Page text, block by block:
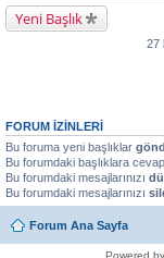
Yeni Başlık
27
FORUM IZINLERI
Bu foruma yeni başlıklar
Bu forumdaki başlıklara cevap
Bu forumdaki mesajlarınızı
Bu forumdaki mesajlarınızı
Forum Ana Sayfa
Powered by